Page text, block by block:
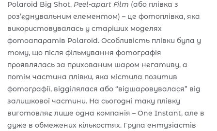
Polaroid Big Shot. Peel-apart Film (або плівка з
роз’єднувальним елементом) – це фотоплівка, яка
використовувалась у старіших моделях
фотоапаратів Polaroid. Особливість плівки була у
тому, що після фільмування фотографія
проявлялась за прихованим шаром негативу, а
потім частина плівки, яка містила позитив
фотографії, відділялася або “відшаровувалася” від
залишкової частини. На сьогодні таку плівку
виготовляє лише одна компанія – One Instant, але в
дуже в обмежених кількостях. Група ентузіастів